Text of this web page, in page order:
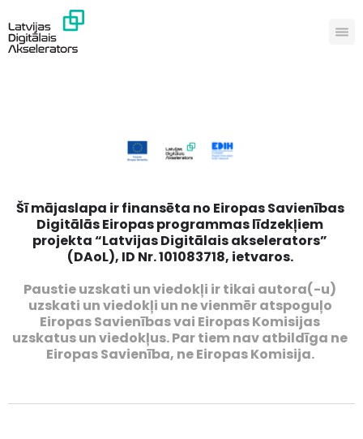
Šī mājaslapa ir finansēta no Eiropas Savienības
Digitālās Eiropas programmas līdzekļiem
projekta “Latvijas Digitālais akselerators”
(DAoL), ID Nr. 101083718, ietvaros.
Paustie uzskati un viedokļi ir tikai autora(-u)
uzskati un viedokļi un ne vienmēr atspoguļo
Eiropas Savienības vai Eiropas Komisijas
uzskatus un viedokļus. Par tiem nav atbildīga ne
Eiropas Savienība, ne Eiropas Komisija.